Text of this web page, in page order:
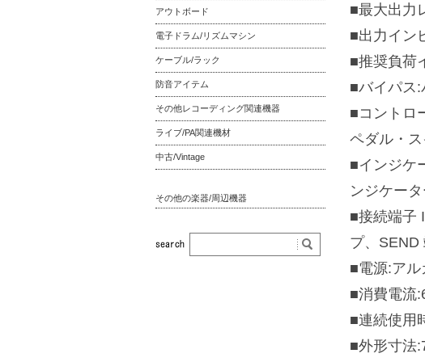
■最大出力
■出力イン
■推奨負荷
■バイパス:
■コントロ
ペダル・
■インジケ
ンジケータ
■接続端子
プ、SEND
■電源:アル
■消費電流
■連続使用
■外形寸法
アウトボード
電子ドラム/リズムマシン
ケーブル/ラック
防音アイテム
その他レコーディング関連機器
ライブ/PA関連機材
中古/Vintage
その他の楽器/周辺機器